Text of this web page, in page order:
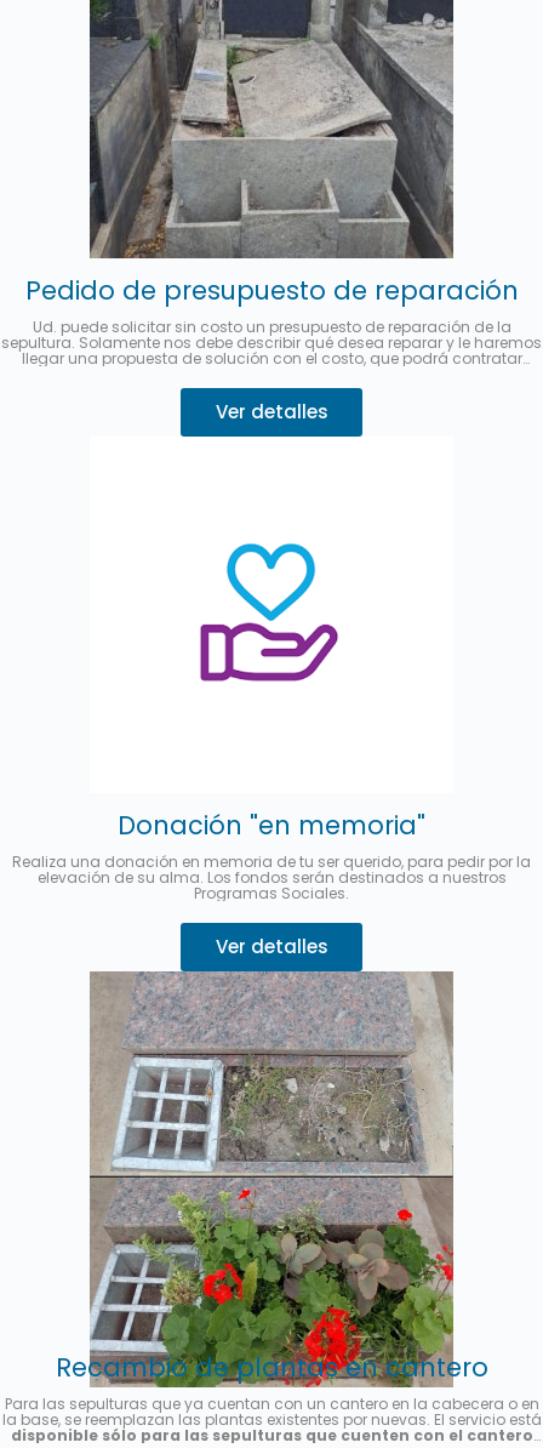
Pedido de presupuesto de reparación
Ud. puede solicitar sin costo un presupuesto de reparación de la
sepultura. Solamente nos debe describir qué desea reparar y le haremos
llegar una propuesta de solución con el costo, que podrá contratar
interés con MercadoPago.Describa su pedido 👇
Ver detalles
Donación "en memoria"
Realiza una donación en memoria de tu ser querido, para pedir por la
elevación de su alma. Los fondos serán destinados a nuestros
Programas Sociales.
Ver detalles
Recambio de plantas en cantero
Para las sepulturas que ya cuentan con un cantero en la cabecera o en
la base, se reemplazan las plantas existentes por nuevas. El servicio está
disponible sólo para las sepulturas que cuenten con el cantero